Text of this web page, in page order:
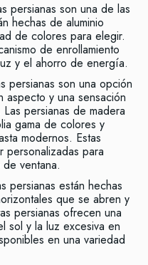
persianas son una de las
hechas de aluminio
de colores para elegir.
de enrollamiento
y el ahorro de energía.
persianas son una opción
y una sensación
persianas de madera
gama de colores y
modernos. Estas
personalizadas para
ventana.
persianas están hechas
que se abren y
persianas ofrecen una
sol y la luz excesiva en
en una variedad